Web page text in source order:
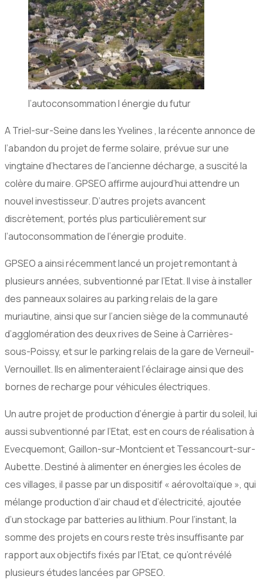
l’autoconsommation l énergie du futur
A Triel-sur-Seine dans les Yvelines , la récente annonce de
l’abandon du projet de ferme solaire, prévue sur une
vingtaine d’hectares de l’ancienne décharge, a suscité la
colère du maire. GPSEO affirme aujourd’hui attendre un
nouvel investisseur. D’autres projets avancent
discrètement, portés plus particulièrement sur
l’autoconsommation de l’énergie produite.
GPSEO a ainsi récemment lancé un projet remontant à
plusieurs années, subventionné par l’Etat. Il vise à installer
des panneaux solaires au parking relais de la gare
muriautine, ainsi que sur l’ancien siège de la communauté
d’agglomération des deux rives de Seine à Carrières-
sous-Poissy, et sur le parking relais de la gare de Verneuil-
Vernouillet. Ils en alimenteraient l’éclairage ainsi que des
bornes de recharge pour véhicules électriques.
Un autre projet de production d’énergie à partir du soleil, lui
aussi subventionné par l’Etat, est en cours de réalisation à
Evecquemont, Gaillon-sur-Montcient et Tessancourt-sur-
Aubette. Destiné à alimenter en énergies les écoles de
ces villages, il passe par un dispositif « aérovoltaïque », qui
mélange production d’air chaud et d’électricité, ajoutée
d’un stockage par batteries au lithium. Pour l’instant, la
somme des projets en cours reste très insuffisante par
rapport aux objectifs fixés par l’Etat, ce qu’ont révélé
plusieurs études lancées par GPSEO.